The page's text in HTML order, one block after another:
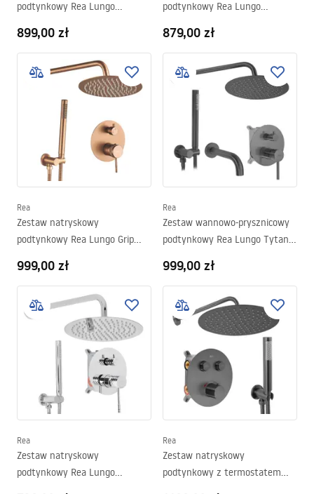
podtynkowy Rea Lungo
899,00 zł
podtynkowy Rea Lungo
879,00 zł
Rea
Zestaw natryskowy
podtynkowy Rea Lungo Grip
999,00 zł
Rea
Zestaw wannowo-prysznicowy
podtynkowy Rea Lungo Tytan +
999,00 zł
Rea
Zestaw natryskowy
podtynkowy Rea Lungo
Rea
Zestaw natryskowy
podtynkowy z termostatem